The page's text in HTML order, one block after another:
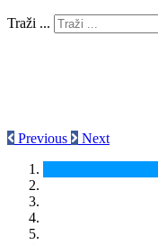
Traži ...
Previous Next